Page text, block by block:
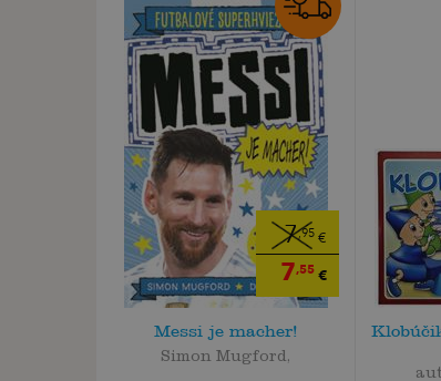
7,95 €
7,55 €
Messi je macher!
Simon Mugford,